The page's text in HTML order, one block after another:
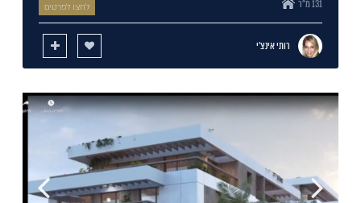
131 מ"ר לחצו לפרטים
רותי אינצ'י